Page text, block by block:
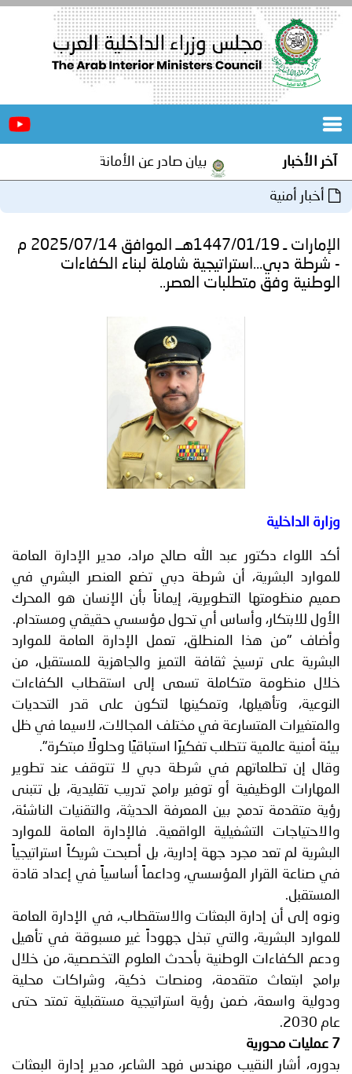
الرئيسية
المكاتب
المجلس
مؤتمرات
وجهود
بنا
آخر الأخبار بيان صادر عن الأمانة العامة لمجلس وزراء
أخبار أمنية
الإمارات ـ 1447/01/19هــ الموافق 2025/07/14 م
- شرطة دبي...استراتيجية شاملة لبناء الكفاءات
الوطنية وفق متطلبات العصر..
وزارة الداخلية
أكد اللواء دكتور عبد الله صالح مراد، مدير الإدارة العامة
للموارد البشرية، أن شرطة دبي تضع العنصر البشري في
صميم منظومتها التطويرية، إيماناً بأن الإنسان هو المحرك
الأول للابتكار، وأساس أي تحول مؤسسي حقيقي ومستدام.
وأضاف "من هذا المنطلق، تعمل الإدارة العامة للموارد
البشرية على ترسيخ ثقافة التميز والجاهزية للمستقبل، من
خلال منظومة متكاملة تسعى إلى استقطاب الكفاءات
النوعية، وتأهيلها، وتمكينها لتكون على قدر التحديات
والمتغيرات المتسارعة في مختلف المجالات، لاسيما في ظل
بيئة أمنية عالمية تتطلب تفكيرًا استباقيًا وحلولًا مبتكرة".
وقال إن تطلعاتهم في شرطة دبي لا تتوقف عند تطوير
المهارات الوظيفية أو توفير برامج تدريب تقليدية، بل تتبنى
رؤية متقدمة تدمج بين المعرفة الحديثة، والتقنيات الناشئة،
والاحتياجات التشغيلية الواقعية. فالإدارة العامة للموارد
البشرية لم تعد مجرد جهة إدارية، بل أصبحت شريكاً استراتيجياً
في صناعة القرار المؤسسي، وداعماً أساسياً في إعداد قادة
المستقبل.
ونوه إلى أن إدارة البعثات والاستقطاب، في الإدارة العامة
للموارد البشرية، والتي تبذل جهوداً غير مسبوقة في تأهيل
ودعم الكفاءات الوطنية بأحدث العلوم التخصصية، من خلال
برامج ابتعاث متقدمة، ومنصات ذكية، وشراكات محلية
ودولية واسعة، ضمن رؤية استراتيجية مستقبلية تمتد حتى
عام 2030.
7 عمليات محورية
بدوره، أشار النقيب مهندس فهد الشاعر، مدير إدارة البعثات